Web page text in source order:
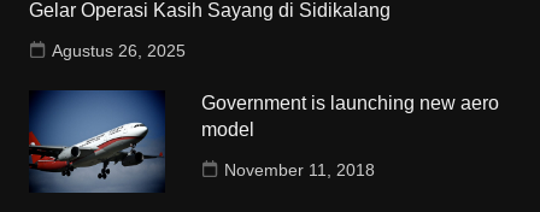
Gelar Operasi Kasih Sayang di Sidikalang
Agustus 26, 2025
Government is launching new aero
model
November 11, 2018